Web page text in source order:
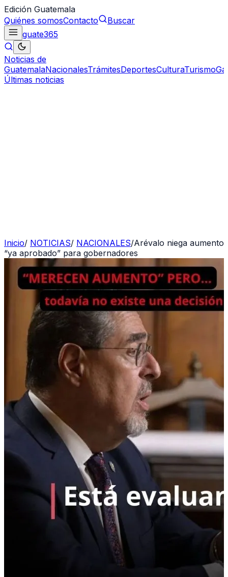
Edición Guatemala
Quiénes somosContacto
Buscar
guate365
Noticias de
GuatemalaNacionalesTrámitesDeportesCulturaTurismo
Últimas noticias
Inicio/ NOTICIAS/ NACIONALES/Arévalo niega aumento
“ya aprobado” para gobernadores